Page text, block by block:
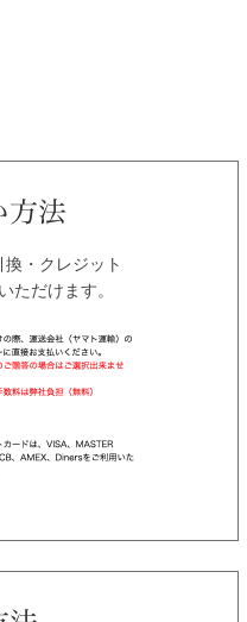
・クレジット
ただけます。